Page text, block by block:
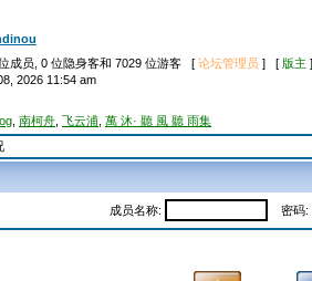
成员, 0 位隐身客和 7029 位游客 [ 论坛管理员 ] [ 版主 ]
2026 11:54 am
南柯舟 飞云浦 萬 沐· 聽 風 聽 雨集
成员名称: 密码: